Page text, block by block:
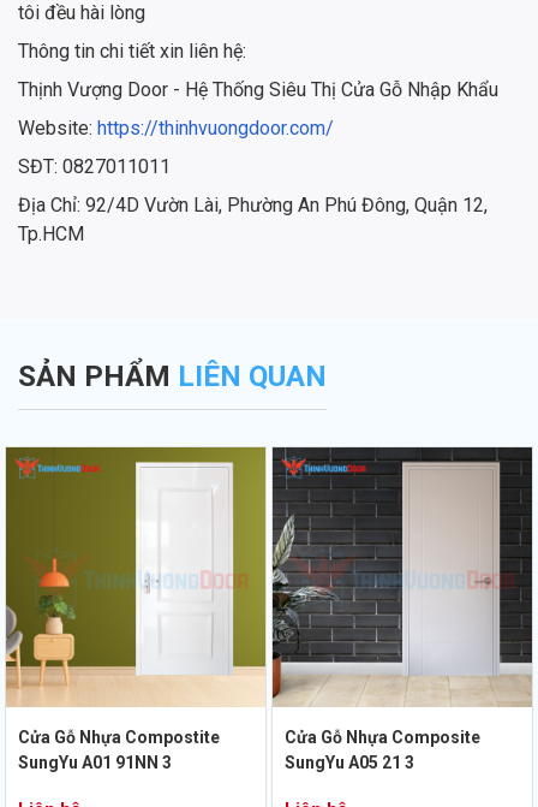
tôi đều hài lòng
Thông tin chi tiết xin liên hệ:
Thịnh Vượng Door - Hệ Thống Siêu Thị Cửa Gỗ Nhập Khẩu
Website: https://thinhvuongdoor.com/
SĐT: 0827011011
Địa Chỉ: 92/4D Vườn Lài, Phường An Phú Đông, Quận 12,
Tp.HCM
SẢN PHẨM LIÊN QUAN
Cửa Gỗ Nhựa Compostite
SungYu A01 91NN 3
Cửa Gỗ Nhựa Composite
SungYu A05 21 3